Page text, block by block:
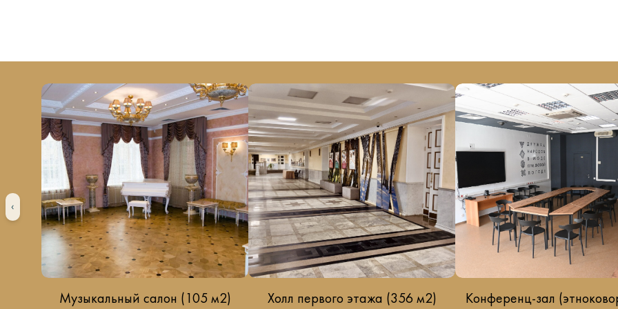
‹
Музыкальный салон (105 м2) Холл первого этажа (356 м2) Конференц-зал